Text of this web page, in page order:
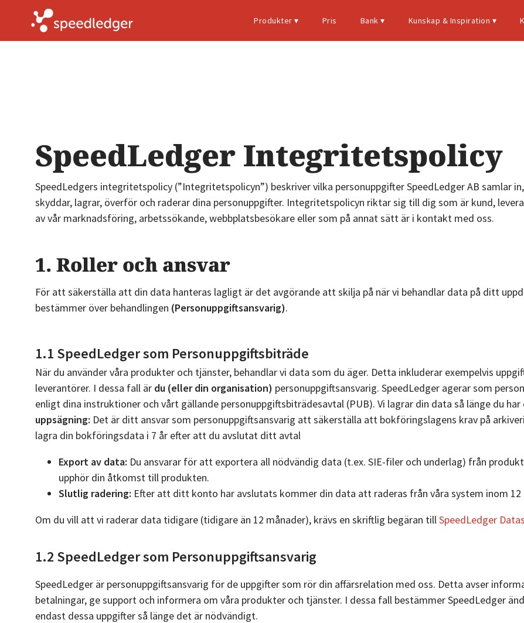
Produkter‍ ▾
Lär
känna
vår
produkt
Bokslut
Lön
Årsredovisning
NE-
Faktura
Nyhet!
Autokontering
Bokföringsrådgivning
& support
Momsrapport
Pris Bank ▾
kunna föra över dina
bankkontohändelser
till vår tjänst. Välj din
bank i listan för att
komma igång.
Handelsbanken
Lunar
Länsförsäkringar
Nordea
partner
Kunskap & Inspiration ▾
– 10
tips
Första
året som
nystartad
nystartat
Bokföringstips
Driva
Betala
betalt
Lagar
SpeedLedger Integritetspolicy
SpeedLedgers integritetspolicy (”Integritetspolicyn”) beskriver vilka personuppgifter SpeedLedger AB samlar
skyddar, lagrar, överför och raderar dina personuppgifter. Integritetspolicyn riktar sig till dig som är kund,
av vår marknadsföring, arbetssökande, webbplatsbesökare eller som på annat sätt är i kontakt med oss.
1. Roller och ansvar
För att säkerställa att din data hanteras lagligt är det avgörande att skilja på när vi behandlar data på ditt
bestämmer över behandlingen (Personuppgiftsansvarig).
1.1 SpeedLedger som Personuppgiftsbiträde
När du använder våra produkter och tjänster, behandlar vi data som du äger. Detta inkluderar exempelvis
leverantörer. I dessa fall är du (eller din organisation) personuppgiftsansvarig. SpeedLedger agerar som
enligt dina instruktioner och vårt gällande personuppgiftsbiträdesavtal (PUB). Vi lagrar din data så länge du
uppsägning: Det är ditt ansvar som personuppgiftsansvarig att säkerställa att bokföringslagens krav på
lagra din bokföringsdata i 7 år efter att du avslutat ditt avtal
Export av data: Du ansvarar för att exportera all nödvändig data (t.ex. SIE-filer och underlag) från
upphör din åtkomst till produkten.
Slutlig radering: Efter att ditt konto har avslutats kommer din data att raderas från våra system inom 12
Om du vill att vi raderar data tidigare (tidigare än 12 månader), krävs en skriftlig begäran tillSpeedLedger
1.2 SpeedLedger som Personuppgiftsansvarig
SpeedLedger är personuppgiftsansvarig för de uppgifter som rör din affärsrelation med oss. Detta avser
betalningar, ge support och informera om våra produkter och tjänster. I dessa fall bestämmer SpeedLedger
endast dessa uppgifter så länge det är nödvändigt.